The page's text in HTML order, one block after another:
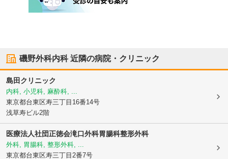
磯野外科内科近隣の病院・クリニック
島田クリニック
内科, 小児科, 麻酔科, ...
東京都台東区寿三丁目16番14号
浅草寿ビル2階
医療法人社団正徳会滝口外科胃腸科整形外科
外科, 胃腸科, 整形外科, ...
東京都台東区寿三丁目2番7号